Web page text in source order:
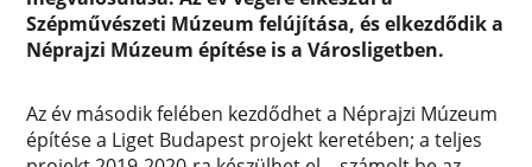
Szépművészeti Múzeum felújítása, és elkezdődik a
Néprajzi Múzeum építése is a Városligetben.
Az év második felében kezdődhet a Néprajzi Múzeum
építése a Liget Budapest projekt keretében; a teljes